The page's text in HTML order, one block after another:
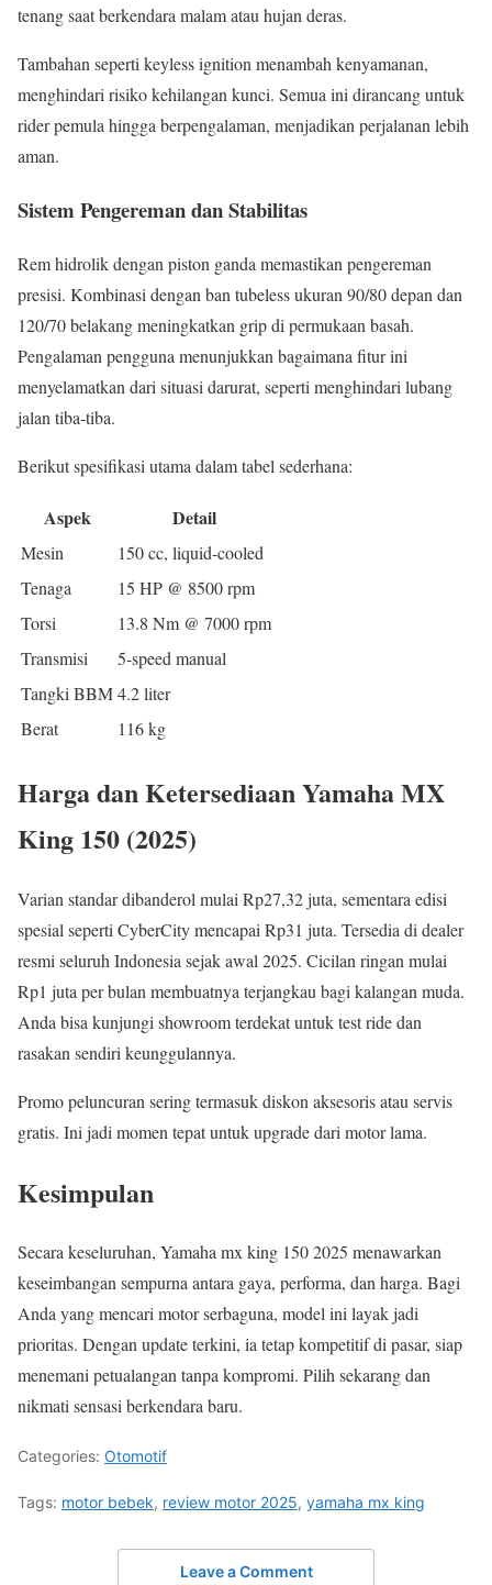
tenang saat berkendara malam atau hujan deras.
Tambahan seperti keyless ignition menambah kenyamanan,
menghindari risiko kehilangan kunci. Semua ini dirancang untuk
rider pemula hingga berpengalaman, menjadikan perjalanan lebih
aman.
Sistem Pengereman dan Stabilitas
Rem hidrolik dengan piston ganda memastikan pengereman
presisi. Kombinasi dengan ban tubeless ukuran 90/80 depan dan
120/70 belakang meningkatkan grip di permukaan basah.
Pengalaman pengguna menunjukkan bagaimana fitur ini
menyelamatkan dari situasi darurat, seperti menghindari lubang
jalan tiba-tiba.
Berikut spesifikasi utama dalam tabel sederhana:
Aspek Detail
Mesin
150 cc, liquid-cooled
Tenaga
15 HP @ 8500 rpm
Torsi
13.8 Nm @ 7000 rpm
Transmisi
5-speed manual
Tangki BBM4.2 liter
Berat
116 kg
Harga dan Ketersediaan Yamaha MX
King 150 (2025)
Varian standar dibanderol mulai Rp27,32 juta, sementara edisi
spesial seperti CyberCity mencapai Rp31 juta. Tersedia di dealer
resmi seluruh Indonesia sejak awal 2025. Cicilan ringan mulai
Rp1 juta per bulan membuatnya terjangkau bagi kalangan muda.
Anda bisa kunjungi showroom terdekat untuk test ride dan
rasakan sendiri keunggulannya.
Promo peluncuran sering termasuk diskon aksesoris atau servis
gratis. Ini jadi momen tepat untuk upgrade dari motor lama.
Kesimpulan
Secara keseluruhan, Yamaha mx king 150 2025 menawarkan
keseimbangan sempurna antara gaya, performa, dan harga. Bagi
Anda yang mencari motor serbaguna, model ini layak jadi
prioritas. Dengan update terkini, ia tetap kompetitif di pasar, siap
menemani petualangan tanpa kompromi. Pilih sekarang dan
nikmati sensasi berkendara baru.
Categories: Otomotif
Tags: motor bebek, review motor 2025, yamaha mx king
Leave a Comment